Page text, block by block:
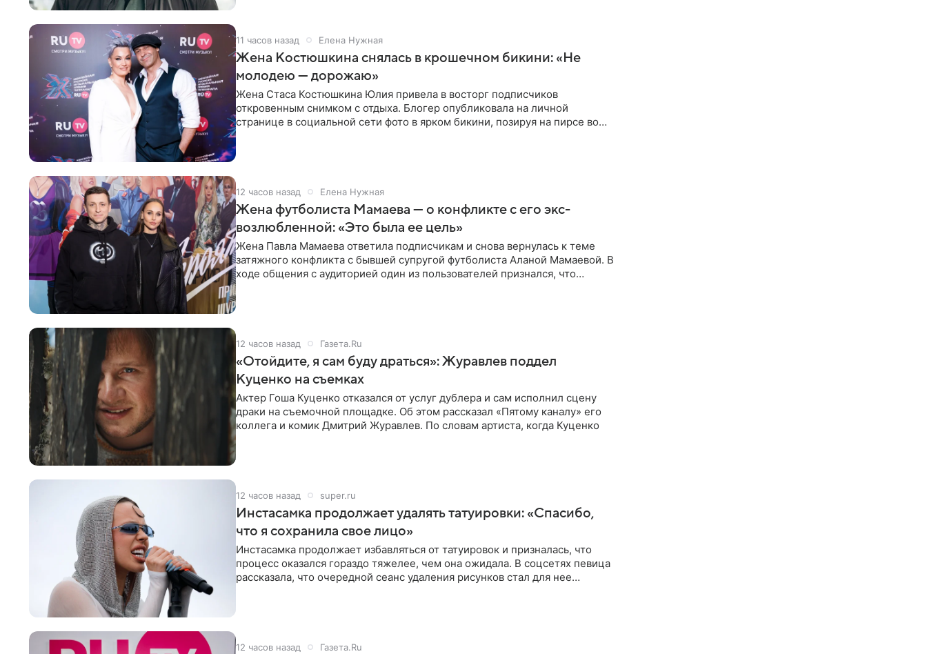
11 часов назад Елена Нужная
Жена Костюшкина снялась в крошечном бикини: «Не
молодею — дорожаю»
Жена Стаса Костюшкина Юлия привела в восторг подписчиков
откровенным снимком с отдыха. Блогер опубликовала на личной
странице в социальной сети фото в ярком бикини, позируя на пирсе во
12 часов назад Елена Нужная
Жена футболиста Мамаева — о конфликте с его экс-
возлюбленной: «Это была ее цель»
Жена Павла Мамаева ответила подписчикам и снова вернулась к теме
затяжного конфликта с бывшей супругой футболиста Аланой Мамаевой. В
ходе общения с аудиторией один из пользователей признался, что
12 часов назад Газета.Ru
«Отойдите, я сам буду драться»: Журавлев поддел
Куценко на съемках
Актер Гоша Куценко отказался от услуг дублера и сам исполнил сцену
драки на съемочной площадке. Об этом рассказал «Пятому каналу» его
коллега и комик Дмитрий Журавлев. По словам артиста, когда Куценко
12 часов назад super.ru
Инстасамка продолжает удалять татуировки: «Спасибо,
что я сохранила свое лицо»
Инстасамка продолжает избавляться от татуировок и призналась, что
процесс оказался гораздо тяжелее, чем она ожидала. В соцсетях певица
рассказала, что очередной сеанс удаления рисунков стал для нее
12 часов назад Газета.Ru